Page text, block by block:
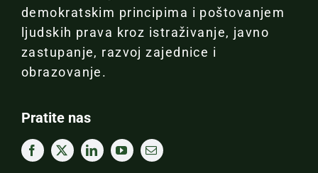
demokratskim principima i poštovanjem
ljudskih prava kroz istraživanje, javno
zastupanje, razvoj zajednice i
obrazovanje.
Pratite nas